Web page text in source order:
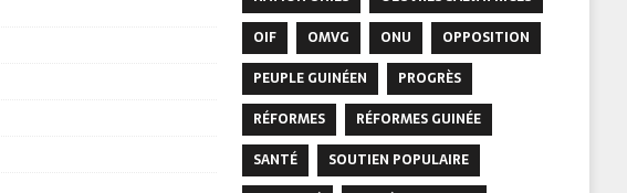
OIF
OMVG ONU
OPPOSITION
PEUPLE GUINÉEN
PROGRÈS
RÉFORMES
RÉFORMES GUINÉE
SANTÉ
SOUTIEN POPULAIRE